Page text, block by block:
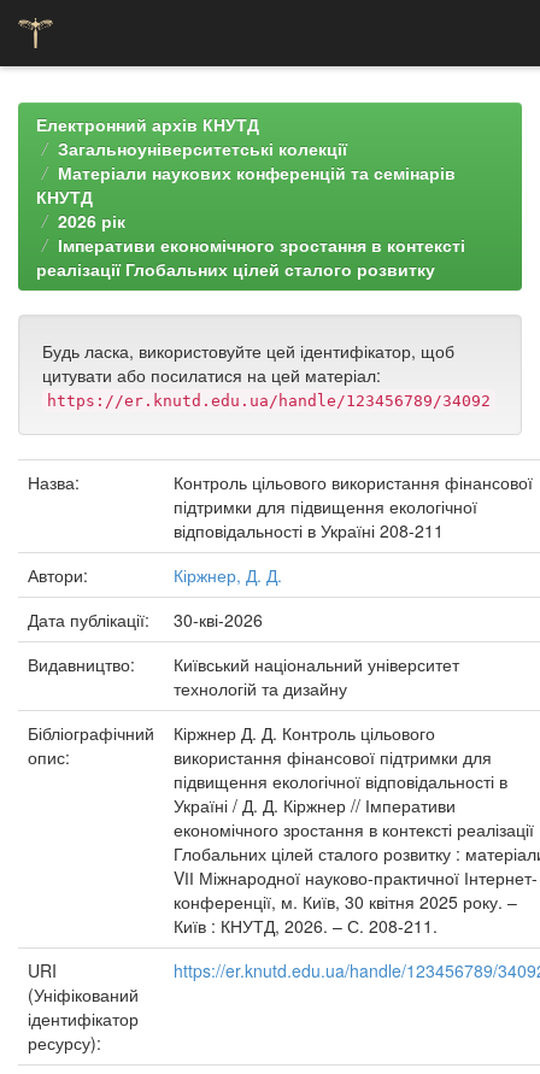
navigationЕлектронний архів КНУТД
Загальноуніверситетські колекції
Матеріали наукових конференцій та семінарів
КНУТД
2026 рік
Імперативи економічного зростання в контексті
реалізації Глобальних цілей сталого розвитку
Будь ласка, використовуйте цей ідентифікатор, щоб
цитувати або посилатися на цей матеріал:
https://er.knutd.edu.ua/handle/123456789/34092
Назва:
Контроль цільового використання фінансової
підтримки для підвищення екологічної
відповідальності в Україні 208-211
Автори:
Кіржнер, Д. Д.
Дата публікації:
30-кві-2026
Видавництво:
Київський національний університет
технологій та дизайну
Бібліографічний
опис:
Кіржнер Д. Д. Контроль цільового
використання фінансової підтримки для
підвищення екологічної відповідальності в
Україні / Д. Д. Кіржнер // Імперативи
економічного зростання в контексті реалізації
Глобальних цілей сталого розвитку :
VІІ Міжнародної науково-практичної Інтернет-
конференції, м. Київ, 30 квітня 2025 року. –
Київ : КНУТД, 2026. – С. 208-211.
URI
(Уніфікований
ідентифікатор
ресурсу):
https://er.knutd.edu.ua/handle/123456789/